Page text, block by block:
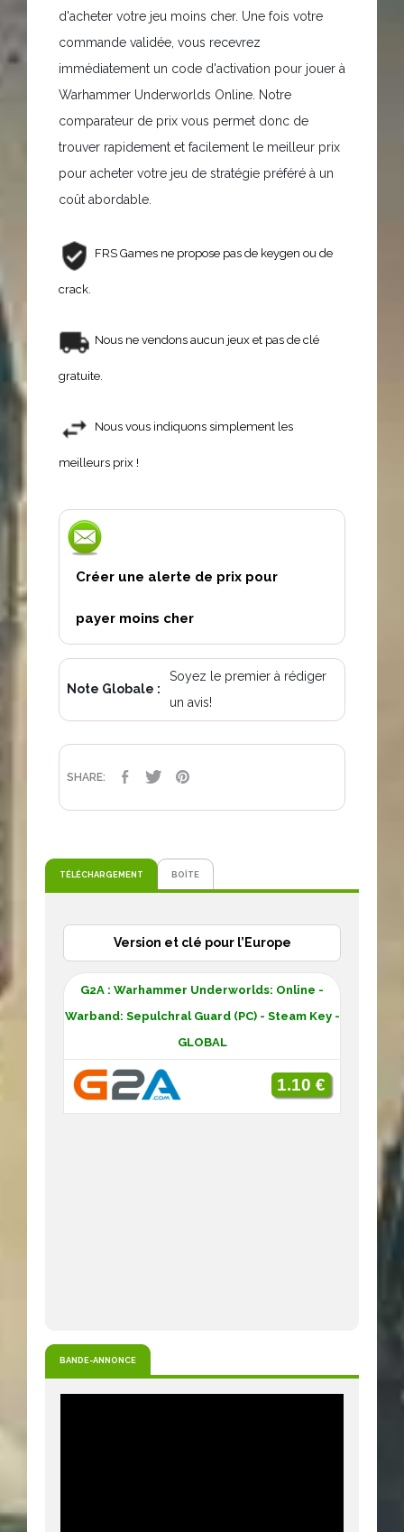
d'acheter votre jeu moins cher. Une fois votre
commande validée, vous recevrez
immédiatement un code d'activation pour jouer à
Warhammer Underworlds Online. Notre
comparateur de prix vous permet donc de
trouver rapidement et facilement le meilleur prix
pour acheter votre jeu de stratégie préféré à un
coût abordable.
FRS Games ne propose pas de keygen ou de
crack.
Nous ne vendons aucun jeux et pas de clé
gratuite.
Nous vous indiquons simplement les
meilleurs prix !
Créer une alerte de prix pour
payer moins cher
Note Globale :
Soyez le premier à rédiger
un avis!
SHARE: PARTAGER
TWEET
TÉLÉCHARGEMENT BOÎTE
Version et clé pour l’Europe
G2A : Warhammer Underworlds: Online -
Warband: Sepulchral Guard (PC) - Steam Key -
GLOBAL
1.10 €
BANDE-ANNONCE